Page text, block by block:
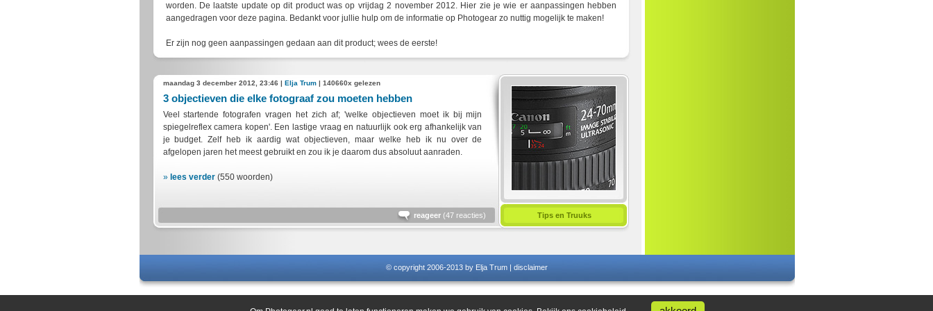
worden. De laatste update op dit product was op vrijdag 2 november 2012. Hier zie je wie er aanpassingen hebben
aangedragen voor deze pagina. Bedankt voor jullie hulp om de informatie op Photogear zo nuttig mogelijk te maken!
Er zijn nog geen aanpassingen gedaan aan dit product; wees de eerste!
maandag 3 december 2012, 23:46 | Elja Trum| 140660x gelezen
3 objectieven die elke fotograaf zou moeten hebben
Veel startende fotografen vragen het zich af; 'welke objectieven moet ik bij mijn
spiegelreflex camera kopen'. Een lastige vraag en natuurlijk ook erg afhankelijk van
je budget. Zelf heb ik aardig wat objectieven, maar welke heb ik nu over de
afgelopen jaren het meest gebruikt en zou ik je daarom dus absoluut aanraden.
» lees verder(550 woorden)
reageer(47 reacties) Tips en Truuks
© copyright 2006-2013 by Elja Trum | disclaimer